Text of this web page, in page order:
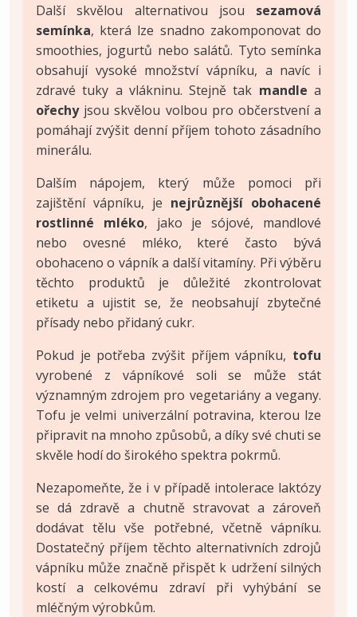
Další skvělou alternativou jsou sezamová
semínka, která lze snadno zakomponovat do
smoothies, jogurtů nebo salátů. Tyto semínka
obsahují vysoké množství vápníku, a navíc i
zdravé tuky a vlákninu. Stejně tak mandle a
ořechyjsou skvělou volbou pro občerstvení a
pomáhají zvýšit denní příjem tohoto zásadního
minerálu.
Dalším nápojem, který může pomoci při
zajištění vápníku, je nejrůznější obohacené
rostlinné mléko, jako je sójové, mandlové
nebo ovesné mléko, které často bývá
obohaceno o vápník a další vitamíny. Při výběru
těchto produktů je důležité zkontrolovat
etiketu a ujistit se, že neobsahují zbytečné
přísady nebo přidaný cukr.
Pokud je potřeba zvýšit příjem vápníku, tofu
vyrobené z vápníkové soli se může stát
významným zdrojem pro vegetariány a vegany.
Tofu je velmi univerzální potravina, kterou lze
připravit na mnoho způsobů, a díky své chuti se
skvěle hodí do širokého spektra pokrmů.
Nezapomeňte, že i v případě intolerace laktózy
se dá zdravě a chutně stravovat a zároveň
dodávat tělu vše potřebné, včetně vápníku.
Dostatečný příjem těchto alternativních zdrojů
vápníku může značně přispět k udržení silných
kostí a celkovému zdraví při vyhýbání se
mléčným výrobkům.